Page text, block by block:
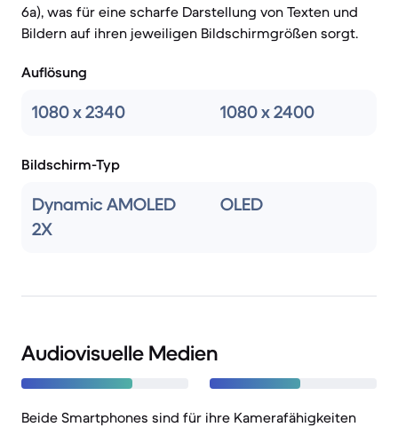
6a), was für eine scharfe Darstellung von Texten und
Bildern auf ihren jeweiligen Bildschirmgrößen sorgt.
Auflösung
1080 x 2340 1080 x 2400
Bildschirm-Typ
Dynamic AMOLED
2X
OLED
Audiovisuelle Medien
Beide Smartphones sind für ihre Kamerafähigkeiten